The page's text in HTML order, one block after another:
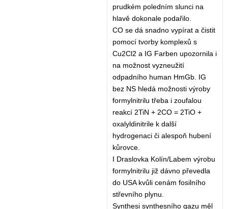
prudkém poledním slunci na
hlavě dokonale podařilo.
CO se dá snadno vypírat a čistit
pomocí tvorby komplexů s
Cu2Cl2 a IG Farben upozornila i
na možnost vyzneužití
odpadního human HmGb. IG
bez NS hledá možnosti výroby
formylnitrilu třeba i zoufalou
reakcí 2TiN + 2CO = 2TiO +
oxalyldinitrile k další
hydrogenaci či alespoň hubení
kůrovce.
I Draslovka Kolín/Labem výrobu
formylnitrilu již dávno převedla
do USA kvůli cenám fosilního
střevního plynu.
Synthesi synthesního gazu měl